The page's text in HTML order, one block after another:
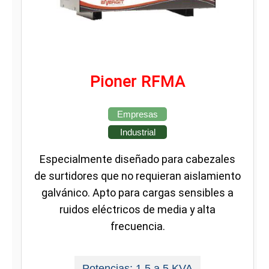
Pioner RFMA
Empresas
Industrial
Especialmente diseñado para cabezales
de surtidores que no requieran aislamiento
galvánico. Apto para cargas sensibles a
ruidos eléctricos de media y alta
frecuencia.